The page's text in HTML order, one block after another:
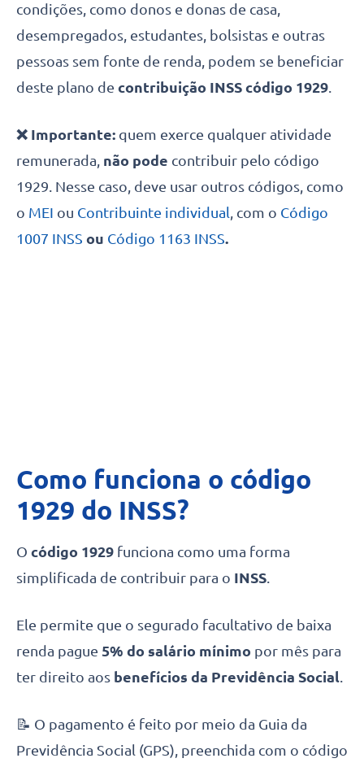
condições, como donos e donas de casa,
desempregados, estudantes, bolsistas e outras
pessoas sem fonte de renda, podem se beneficiar
deste plano de contribuição INSS código 1929.
❌ Importante: quem exerce qualquer atividade
remunerada, não pode contribuir pelo código
1929. Nesse caso, deve usar outros códigos, como
o MEI ou Contribuinte individual, com o Código
1007 INSS ou Código 1163 INSS.
Como funciona o código
1929 do INSS?
O código 1929 funciona como uma forma
simplificada de contribuir para o INSS
Ele permite que o segurado facultativo de baixa
renda pague 5% do salário mínimo por mês para
ter direito aos benefícios da Previdência Social
📝 O pagamento é feito por meio da Guia da
Previdência Social (GPS), preenchida com o código